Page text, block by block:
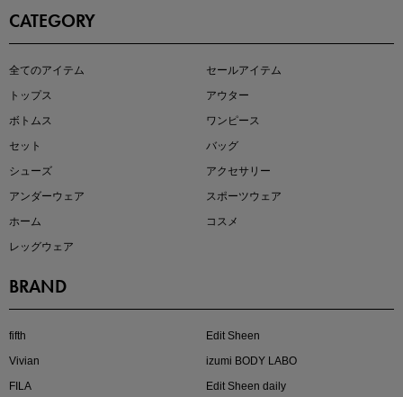
即戦力アイテム続々対象
CATEGORY
全てのアイテム
セールアイテム
トップス
アウター
ボトムス
ワンピース
セット
バッグ
シューズ
アクセサリー
アンダーウェア
スポーツウェア
ホーム
コスメ
レッグウェア
BRAND
fifth
Edit Sheen
Vivian
izumi BODY LABO
FILA
Edit Sheen daily